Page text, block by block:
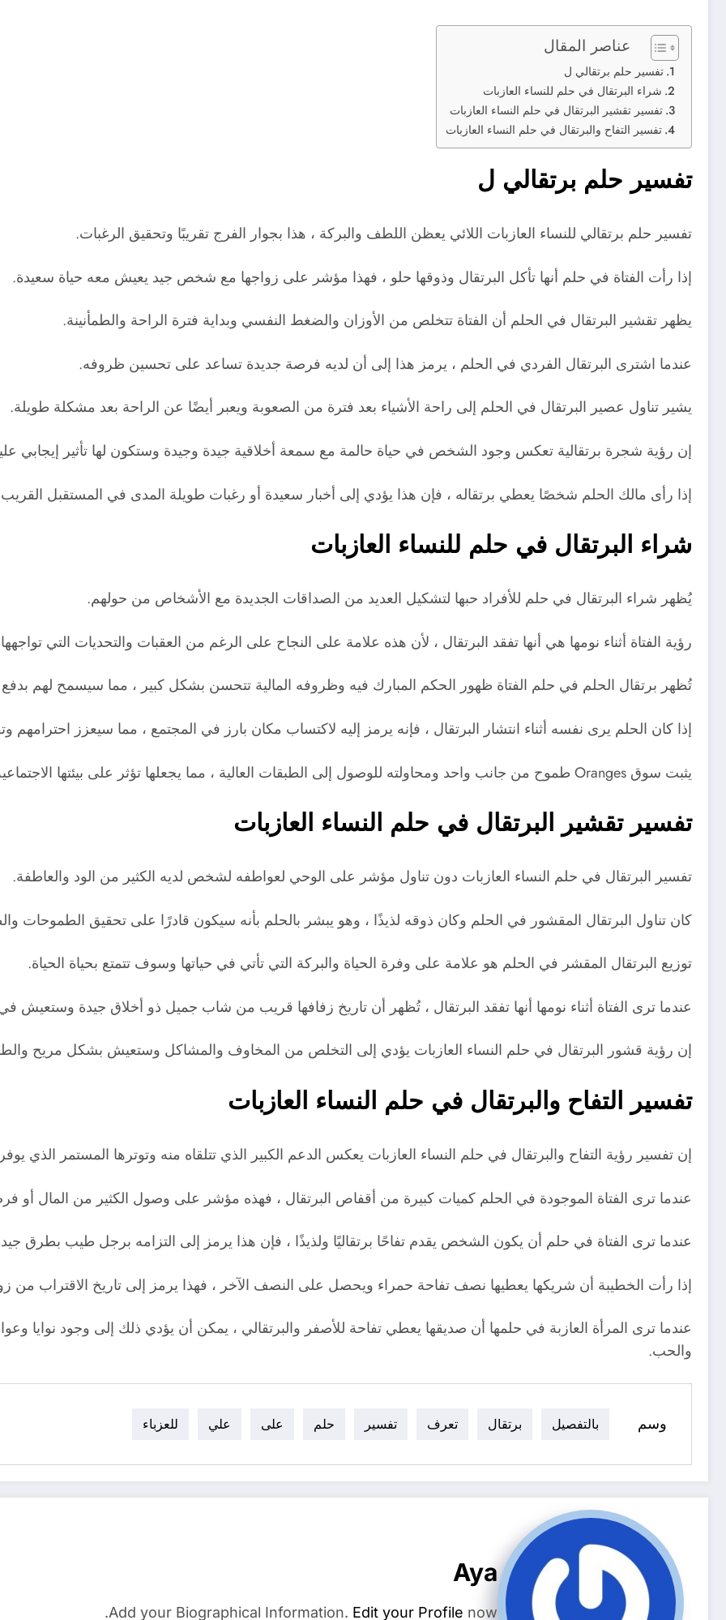
عناصر المقال
تفسير حلم برتقالي ل
شراء البرتقال في حلم للنساء العازبات
تفسير تقشير البرتقال في حلم النساء العازبات
تفسير التفاح والبرتقال في حلم النساء العازبات
تفسير حلم برتقالي ل
تفسير حلم برتقالي للنساء العازبات اللائي يعظن اللطف والبركة ، هذا بجوار الفرج تقريبًا وتحقيق الرغبات.
إذا رأت الفتاة في حلم أنها تأكل البرتقال وذوقها حلو ، فهذا مؤشر على زواجها مع شخص جيد يعيش معه حياة سعيدة.
يظهر تقشير البرتقال في الحلم أن الفتاة تتخلص من الأوزان والضغط النفسي وبداية فترة الراحة والطمأنينة.
عندما اشترى البرتقال الفردي في الحلم ، يرمز هذا إلى أن لديه فرصة جديدة تساعد على تحسين ظروفه.
يشير تناول عصير البرتقال في الحلم إلى راحة الأشياء بعد فترة من الصعوبة ويعبر أيضًا عن الراحة بعد مشكلة طويلة.
إن رؤية شجرة برتقالية تعكس وجود الشخص في حياة حالمة مع سمعة أخلاقية جيدة وجيدة وستكون لها تأثير إيجابي
إذا رأى مالك الحلم شخصًا يعطي برتقاله ، فإن هذا يؤدي إلى أخبار سعيدة أو رغبات طويلة المدى في المستقبل
شراء البرتقال في حلم للنساء العازبات
يُظهر شراء البرتقال في حلم للأفراد حبها لتشكيل العديد من الصداقات الجديدة مع الأشخاص من حولهم.
رؤية الفتاة أثناء نومها هي أنها تفقد البرتقال ، لأن هذه علامة على النجاح على الرغم من العقبات والتحديات التي
تُظهر برتقال الحلم في حلم الفتاة ظهور الحكم المبارك فيه وظروفه المالية تتحسن بشكل كبير ، مما سيسمح لهم بدفع
إذا كان الحلم يرى نفسه أثناء انتشار البرتقال ، فإنه يرمز إليه لاكتساب مكان بارز في المجتمع ، مما سيعزز احترامهم
يثبت سوق Oranges طموح من جانب واحد ومحاولته للوصول إلى الطبقات العالية ، مما يجعلها تؤثر على بيئتها الاجتماعية والمهنية.
تفسير تقشير البرتقال في حلم النساء العازبات
تفسير البرتقال في حلم النساء العازبات دون تناول مؤشر على الوحي لعواطفه لشخص لديه الكثير من الود والعاطفة.
كان تناول البرتقال المقشور في الحلم وكان ذوقه لذيذًا ، وهو يبشر بالحلم بأنه سيكون قادرًا على تحقيق الطموحات
توزيع البرتقال المقشر في الحلم هو علامة على وفرة الحياة والبركة التي تأتي في حياتها وسوف تتمتع بحياة الحياة.
عندما ترى الفتاة أثناء نومها أنها تفقد البرتقال ، تُظهر أن تاريخ زفافها قريب من شاب جميل ذو أخلاق جيدة وستعيش
إن رؤية قشور البرتقال في حلم النساء العازبات يؤدي إلى التخلص من المخاوف والمشاكل وستعيش بشكل مريح
تفسير التفاح والبرتقال في حلم النساء العازبات
إن تفسير رؤية التفاح والبرتقال في حلم النساء العازبات يعكس الدعم الكبير الذي تتلقاه منه وتوترها المستمر الذي
عندما ترى الفتاة الموجودة في الحلم كميات كبيرة من أقفاص البرتقال ، فهذه مؤشر على وصول الكثير من المال أو
عندما ترى الفتاة في حلم أن يكون الشخص يقدم تفاحًا برتقاليًا ولذيذًا ، فإن هذا يرمز إلى التزامه برجل طيب بطرق
إذا رأت الخطيبة أن شريكها يعطيها نصف تفاحة حمراء ويحصل على النصف الآخر ، فهذا يرمز إلى تاريخ الاقتراب من
عندما ترى المرأة العازبة في حلمها أن صديقها يعطي تفاحة للأصفر والبرتقالي ، يمكن أن يؤدي ذلك إلى وجود نوايا
والحب.
وسم بالتفصيل برتقال تعرف تفسير حلم على علي للعزباء
Aya
Add your Biographical Information. Edit your Profile now.